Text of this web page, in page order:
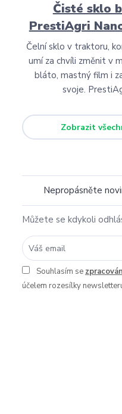
Čisté sklo
PrestiAgri
Čelní sklo v traktoru,
umí za chvíli změnit v
bláto, mastný film i
svoje.
Zobrazit
Nepropásněte
Můžete se kdykoli
Souhlasím se
účelem rozesílky